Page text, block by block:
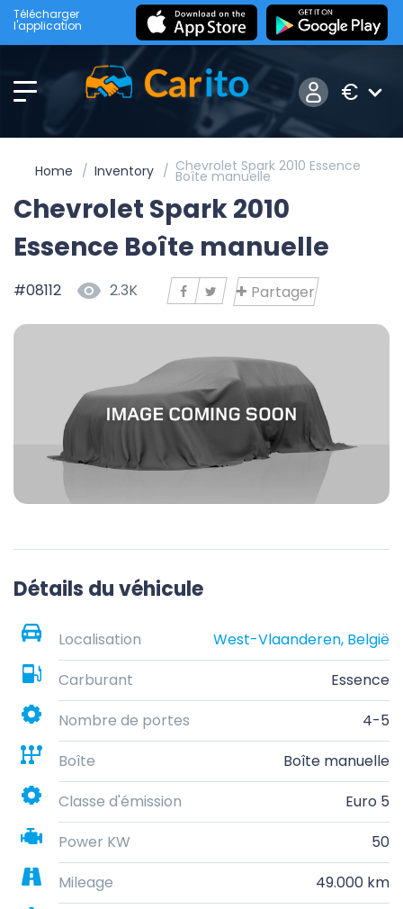
Télécharger
l'application
€
Home Inventory Chevrolet Spark 2010 Essence
Boîte manuelle
Chevrolet Spark 2010
Essence Boîte manuelle
#08112 2.3K Partager
Détails du véhicule
Localisation
West-Vlaanderen, België
Carburant
Essence
Nombre de portes
4-5
Boîte
Boîte manuelle
Classe d'émission
Euro 5
Power KW
50
Mileage
49.000 km